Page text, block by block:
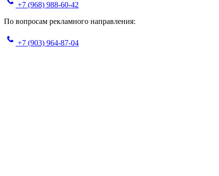
+7 (968) 988-60-42
По вопросам рекламного направления:
+7 (903) 964-87-04